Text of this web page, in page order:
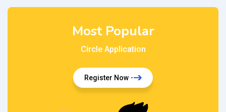
Most Popular
Circle Application
Register Now